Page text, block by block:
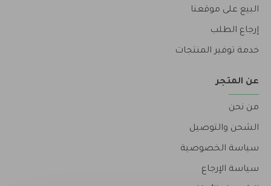
البيع على موقعنا
إرجاع الطلب
خدمة توفير المنتجات
عن المتجر
من نحن
الشحن والتوصيل
سياسة الخصوصية
سياسة الإرجاع